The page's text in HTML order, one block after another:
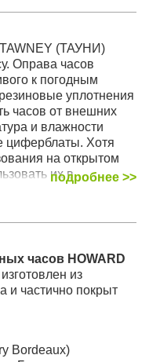
стекло
TAWNEY (ТАУНИ)
Оправа часов
к погодным
уплотнения
часов от внешних
и влажности
циферблаты. Хотя
на открытом
их в
в любом другом
тонах
декором. Белый
и контрастно
цифры, которые,
с изящными
вид.
подробнее >>
часов HOWARD
из
и частично покрыт
Bordeaux)